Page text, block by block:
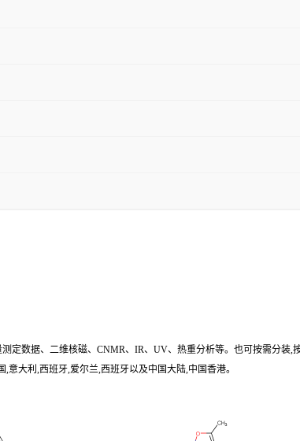
数据、二维核磁、CNMR、IR、UV、热重分析等。也可按需分装,按
大利,西班牙,爱尔兰,西班牙以及中国大陆,中国香港。